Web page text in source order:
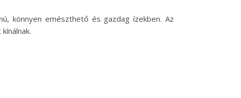
könnyen emészthető és gazdag ízekben. Az